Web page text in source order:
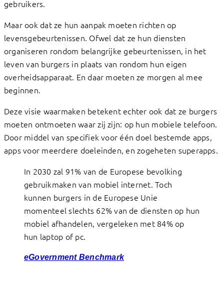
gebruikers.
Maar ook dat ze hun aanpak moeten richten op
levensgebeurtenissen. Ofwel dat ze hun diensten
organiseren rondom belangrijke gebeurtenissen, in het
leven van burgers in plaats van rondom hun eigen
overheidsapparaat. En daar moeten ze morgen al mee
beginnen.
Deze visie waarmaken betekent echter ook dat ze burgers
moeten ontmoeten waar zij zijn: op hun mobiele telefoon.
Door middel van specifiek voor één doel bestemde apps,
apps voor meerdere doeleinden, en zogeheten superapps.
In 2030 zal 91% van de Europese bevolking
gebruikmaken van mobiel internet. Toch
kunnen burgers in de Europese Unie
momenteel slechts 62% van de diensten op hun
mobiel afhandelen, vergeleken met 84% op
hun laptop of pc.
eGovernment Benchmark